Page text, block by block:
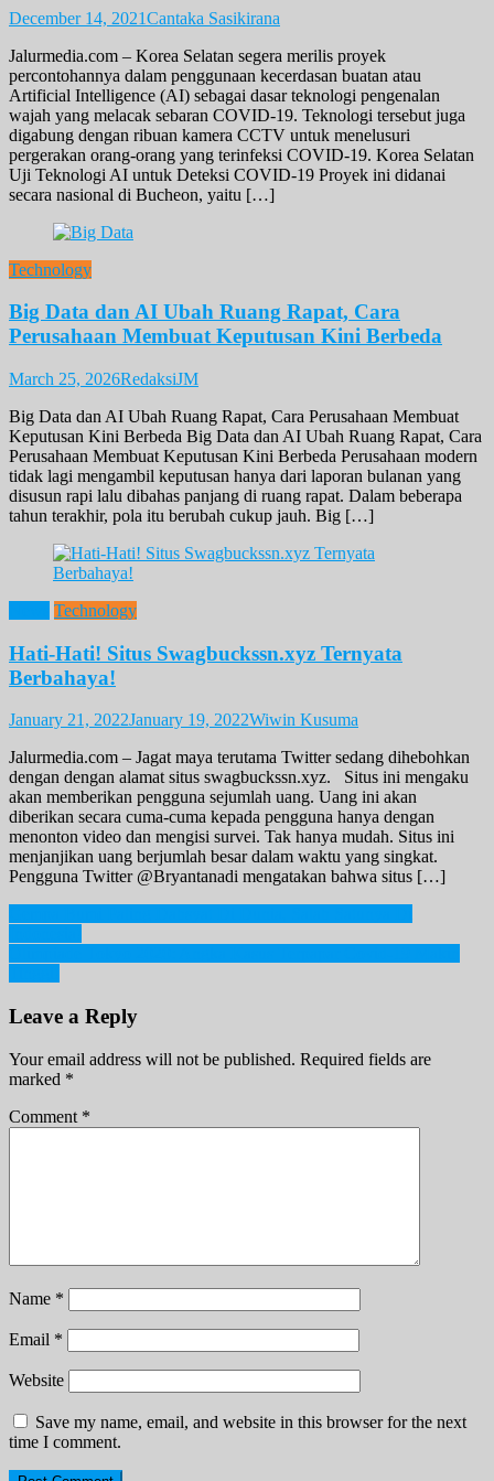
December 14, 2021Cantaka Sasikirana
Jalurmedia.com – Korea Selatan segera merilis proyek
percontohannya dalam penggunaan kecerdasan buatan atau
Artificial Intelligence (AI) sebagai dasar teknologi pengenalan
wajah yang melacak sebaran COVID-19. Teknologi tersebut juga
digabung dengan ribuan kamera CCTV untuk menelusuri
pergerakan orang-orang yang terinfeksi COVID-19. Korea Selatan
Uji Teknologi AI untuk Deteksi COVID-19 Proyek ini didanai
secara nasional di Bucheon, yaitu […]
Technology
Big Data dan AI Ubah Ruang Rapat, Cara
Perusahaan Membuat Keputusan Kini Berbeda
March 25, 2026RedaksiJM
Big Data dan AI Ubah Ruang Rapat, Cara Perusahaan Membuat
Keputusan Kini Berbeda Big Data dan AI Ubah Ruang Rapat, Cara
Perusahaan Membuat Keputusan Kini Berbeda Perusahaan modern
tidak lagi mengambil keputusan hanya dari laporan bulanan yang
disusun rapi lalu dibahas panjang di ruang rapat. Dalam beberapa
tahun terakhir, pola itu berubah cukup jauh. Big […]
Technology
Hati-Hati! Situs Swagbuckssn.xyz Ternyata
Berbahaya!
January 21, 2022January 19, 2022Wiwin Kusuma
Jalurmedia.com – Jagat maya terutama Twitter sedang dihebohkan
dengan dengan alamat situs swagbuckssn.xyz. Situs ini mengaku
akan memberikan pengguna sejumlah uang. Uang ini akan
diberikan secara cuma-cuma kepada pengguna hanya dengan
menonton video dan mengisi survei. Tak hanya mudah. Situs ini
menjanjikan uang berjumlah besar dalam waktu yang singkat.
Pengguna Twitter @Bryantanadi mengatakan bahwa situs […]
Post
navigation
Leave a Reply
Your email address will not be published. Required fields are
marked *
Comment *
Name *
Email *
Website
Save my name, email, and website in this browser for the next
time I comment.